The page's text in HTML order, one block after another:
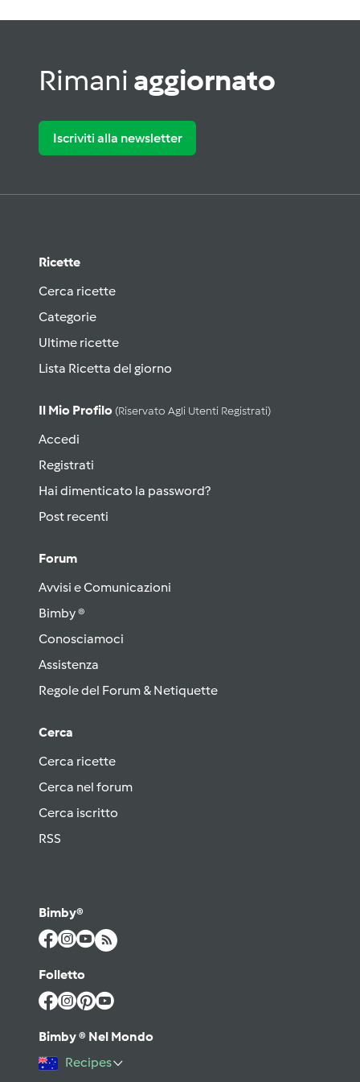
Rimani aggiornato
Iscriviti alla newsletter
Ricette
Cerca ricette
Categorie
Ultime ricette
Lista Ricetta del giorno
Il Mio Profilo (riservato Agli Utenti Registrati)
Accedi
Registrati
Hai dimenticato la password?
Post recenti
Forum
Avvisi e Comunicazioni
Bimby ®
Conosciamoci
Assistenza
Regole del Forum & Netiquette
Cerca
Cerca ricette
Cerca nel forum
Cerca iscritto
RSS
Bimby®
Folletto
Bimby ® Nel Mondo
Recipes